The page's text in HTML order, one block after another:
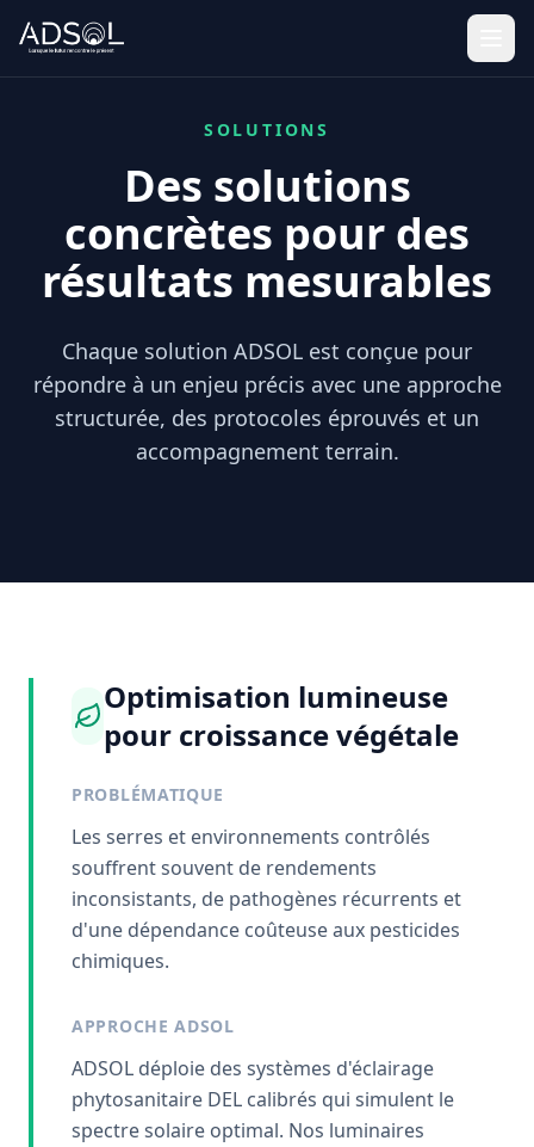
SOLUTIONS
Des solutions
concrètes pour des
résultats mesurables
Chaque solution ADSOL est conçue pour
répondre à un enjeu précis avec une approche
structurée, des protocoles éprouvés et un
accompagnement terrain.
Optimisation lumineuse
pour croissance végétale
PROBLÉMATIQUE
Les serres et environnements contrôlés
souffrent souvent de rendements
inconsistants, de pathogènes récurrents et
d'une dépendance coûteuse aux pesticides
chimiques.
APPROCHE ADSOL
ADSOL déploie des systèmes d'éclairage
phytosanitaire DEL calibrés qui simulent le
spectre solaire optimal. Nos luminaires